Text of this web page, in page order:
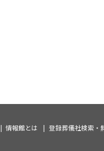
情報館とは 登録葬儀社検索・